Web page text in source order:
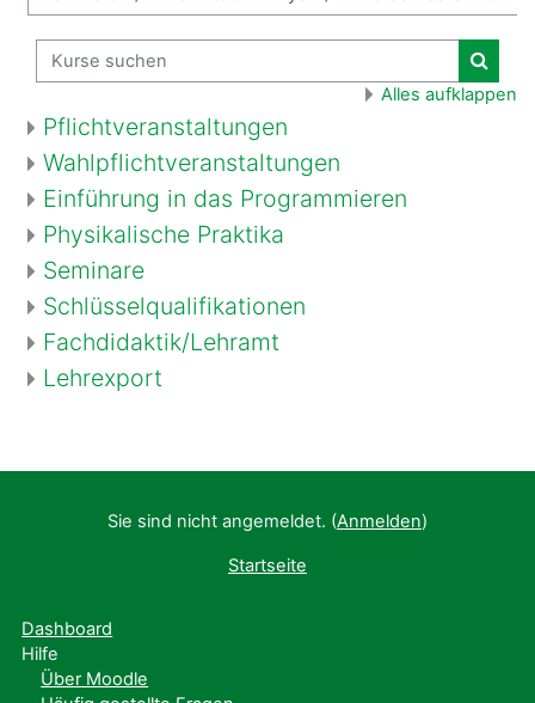
Kurse suchen
Kurse
Alles aufklappen
Pflichtveranstaltungen
Wahlpflichtveranstaltungen
Einführung in das Programmieren
Physikalische Praktika
Seminare
Schlüsselqualifikationen
Fachdidaktik/Lehramt
Lehrexport
Sie sind nicht angemeldet. (Anmelden)
Startseite
Dashboard
Hilfe
Über Moodle